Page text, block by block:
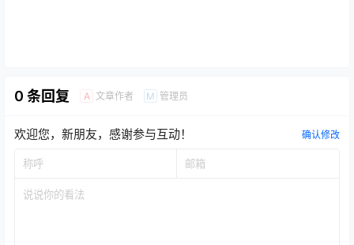
0 条回复 A 文章作者 M 管理员
欢迎您，新朋友，感谢参与互动！ 确认修改